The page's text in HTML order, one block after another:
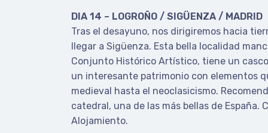
DIA 14 – LOGROÑO / SIGÜENZA / MADRID
Tras el desayuno, nos dirigiremos hacia
llegar a Sigüenza. Esta bella localidad
Conjunto Histórico Artístico, tiene un
un interesante patrimonio con elementos
medieval hasta el neoclasicismo.
catedral, una de las más bellas de España.
Alojamiento.